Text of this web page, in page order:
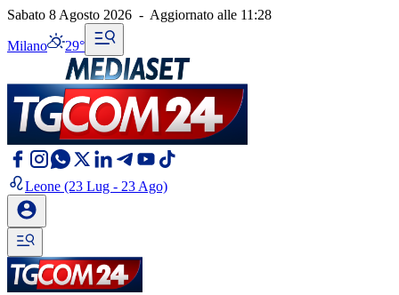
Sabato 8 Agosto 2026 - Aggiornato alle 11:28
Milano 29°
Leone (23 Lug - 23 Ago)